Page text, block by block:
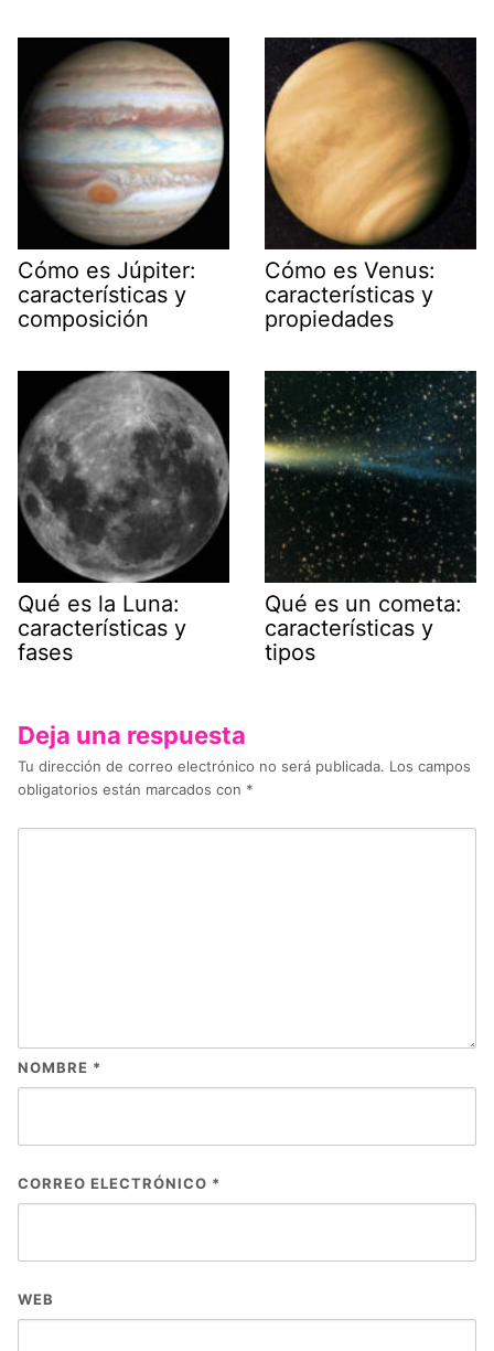
Cómo es Júpiter:
características y
composición
Cómo es Venus:
características y
propiedades
Qué es la Luna:
características y
fases
Qué es un cometa:
características y
tipos
Deja una respuesta
Tu dirección de correo electrónico no será publicada. Los campos
obligatorios están marcados con *
NOMBRE *
CORREO ELECTRÓNICO *
WEB